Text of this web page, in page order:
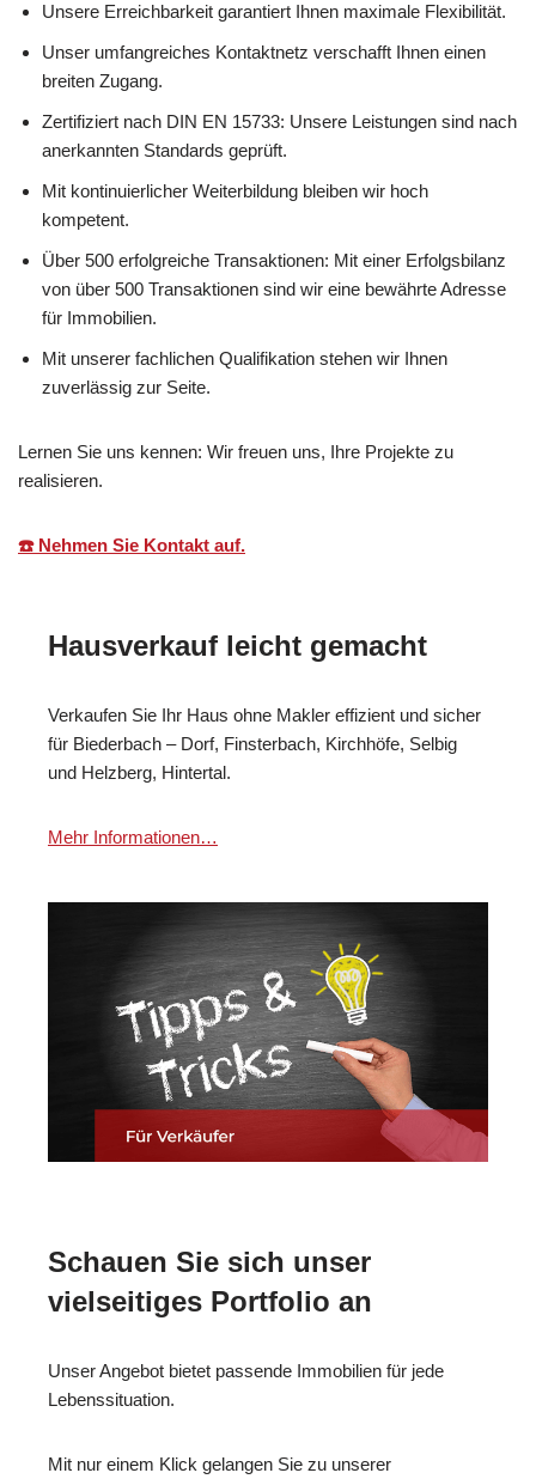
Unsere Erreichbarkeit garantiert Ihnen maximale Flexibilität.
Unser umfangreiches Kontaktnetz verschafft Ihnen einen
breiten Zugang.
Zertifiziert nach DIN EN 15733: Unsere Leistungen sind nach
anerkannten Standards geprüft.
Mit kontinuierlicher Weiterbildung bleiben wir hoch
kompetent.
Über 500 erfolgreiche Transaktionen: Mit einer Erfolgsbilanz
von über 500 Transaktionen sind wir eine bewährte Adresse
für Immobilien.
Mit unserer fachlichen Qualifikation stehen wir Ihnen
zuverlässig zur Seite.
Lernen Sie uns kennen: Wir freuen uns, Ihre Projekte zu
realisieren.
☎️ Nehmen Sie Kontakt auf.
Hausverkauf leicht gemacht
Verkaufen Sie Ihr Haus ohne Makler effizient und sicher
für Biederbach – Dorf, Finsterbach, Kirchhöfe, Selbig
und Helzberg, Hintertal.
Mehr Informationen…
Schauen Sie sich unser
vielseitiges Portfolio an
Unser Angebot bietet passende Immobilien für jede
Lebenssituation.
Mit nur einem Klick gelangen Sie zu unserer